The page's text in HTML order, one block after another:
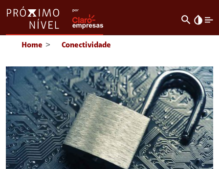
search invert_colors
Home > Conectividade